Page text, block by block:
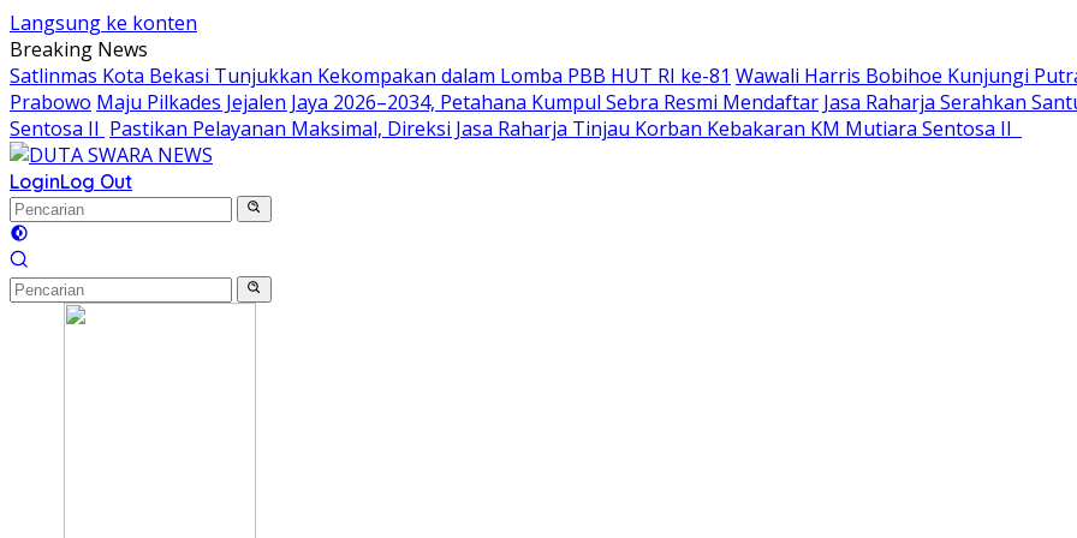
Langsung ke konten
Breaking News
Satlinmas Kota Bekasi Tunjukkan Kekompakan dalam Lomba PBB HUT RI ke-81 Wawali Harris Bobihoe Kunjungi
Prabowo Maju Pilkades Jejalen Jaya 2026–2034, Petahana Kumpul Sebra Resmi Mendaftar Jasa Raharja Serahkan
Sentosa II Pastikan Pelayanan Maksimal, Direksi Jasa Raharja Tinjau Korban Kebakaran KM Mutiara Sentosa II
LoginLog Out